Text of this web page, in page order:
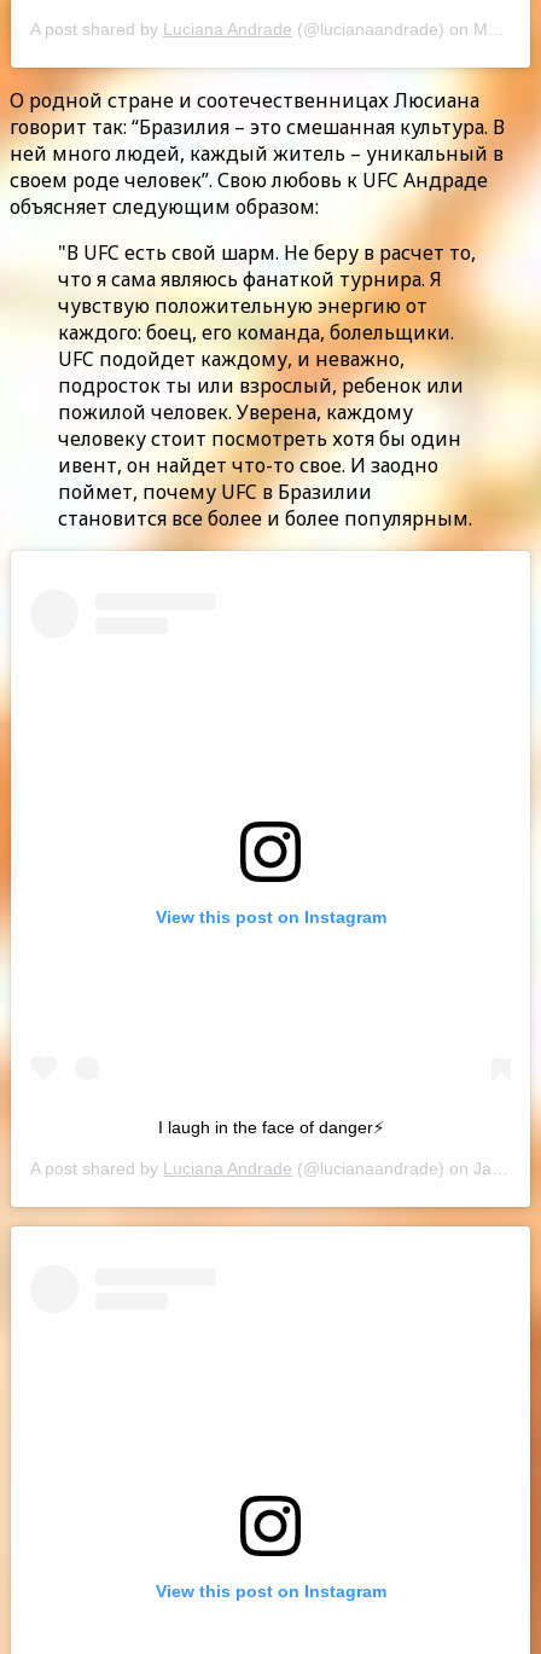
A post shared by Luciana Andrade (@lucianaandrade) on May 19, 2019 at 1:03pm PDT
О родной стране и соотечественницах Люсиана
говорит так: “Бразилия – это смешанная культура. В
ней много людей, каждый житель – уникальный в
своем роде человек”. Свою любовь к UFC Андраде
объясняет следующим образом:
"В UFC есть свой шарм. Не беру в расчет то,
что я сама являюсь фанаткой турнира. Я
чувствую положительную энергию от
каждого: боец, его команда, болельщики.
UFC подойдет каждому, и неважно,
подросток ты или взрослый, ребенок или
пожилой человек. Уверена, каждому
человеку стоит посмотреть хотя бы один
ивент, он найдет что-то свое. И заодно
поймет, почему UFC в Бразилии
становится все более и более популярным.
View this post on Instagram
I laugh in the face of danger⚡️
A post shared by Luciana Andrade (@lucianaandrade) on Jan 14, 2019 at 12:19pm PST
View this post on Instagram